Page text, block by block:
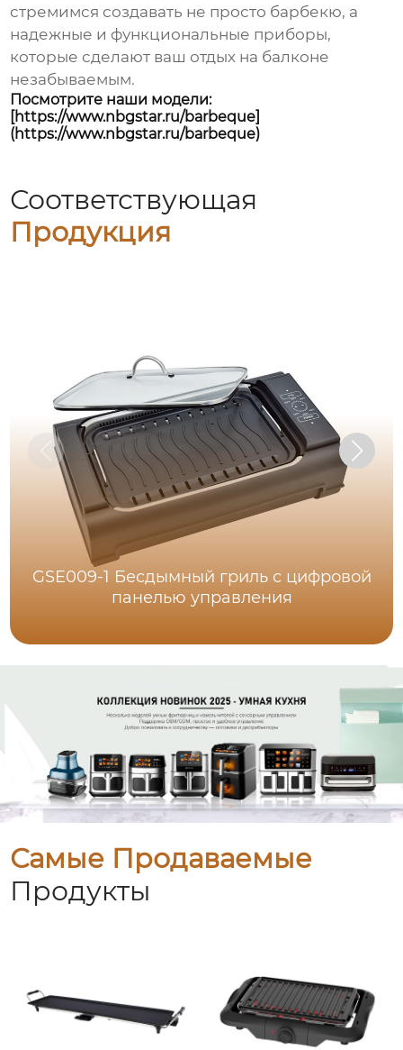
стремимся создавать не просто барбекю, а
надежные и функциональные приборы,
которые сделают ваш отдых на балконе
незабываемым.
Посмотрите наши модели:
[https://www.nbgstar.ru/barbeque]
(https://www.nbgstar.ru/barbeque)
Соответствующая
Продукция
GSE009-1 Бесдымный гриль с цифровой
панелью управления
Самые Продаваемые
Продукты